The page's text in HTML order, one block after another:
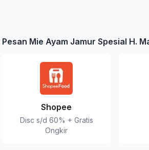
Pesan Mie Ayam Jamur Spesial H.
Shopee
Disc s/d 60% + Gratis
Ongkir